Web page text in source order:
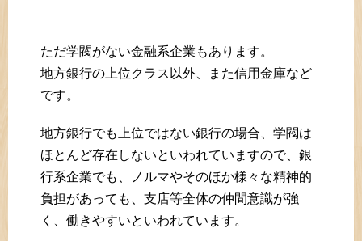
ただ学閥がない金融系企業もあります。
地方銀行の上位クラス以外、また信用金庫など
です。
地方銀行でも上位ではない銀行の場合、学閥は
ほとんど存在しないといわれていますので、銀
行系企業でも、ノルマやそのほか様々な精神的
負担があっても、支店等全体の仲間意識が強
く、働きやすいといわれています。